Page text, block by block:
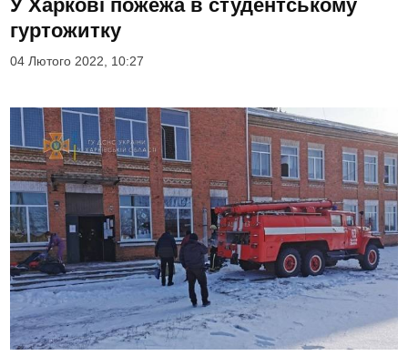
У Харкові пожежа в студентському
гуртожитку
04 Лютого 2022, 10:27